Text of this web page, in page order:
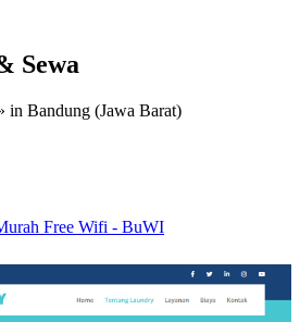
Sewa
in Bandung (Jawa Barat)